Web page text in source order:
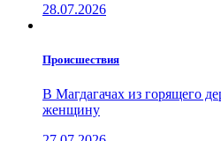
28.07.2026
Проиcшествия
В Магдагачах из горящего
женщину